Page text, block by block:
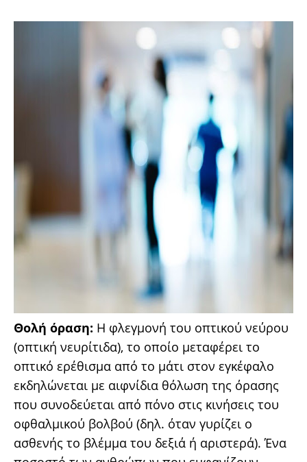
Θολή όραση: Η φλεγμονή του οπτικού νεύρου
(οπτική νευρίτιδα), το οποίο μεταφέρει το
οπτικό ερέθισμα από το μάτι στον εγκέφαλο
εκδηλώνεται με αιφνίδια θόλωση της όρασης
που συνοδεύεται από πόνο στις κινήσεις του
οφθαλμικού βολβού (δηλ. όταν γυρίζει ο
ασθενής το βλέμμα του δεξιά ή αριστερά). Ένα